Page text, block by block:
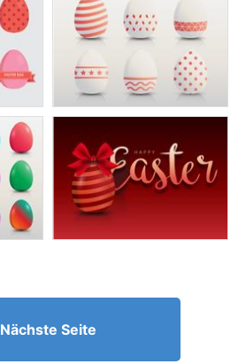
Nächste Seite